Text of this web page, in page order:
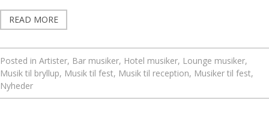
READ MORE
Posted in Artister, Bar musiker, Hotel musiker, Lounge musiker,
Musik til bryllup, Musik til fest, Musik til reception, Musiker til fest,
Nyheder